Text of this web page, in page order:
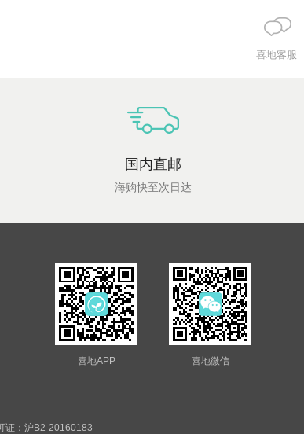
喜地客服
国内直邮
海购快至次日达
喜地APP 喜地微信
证：沪B2-20160183